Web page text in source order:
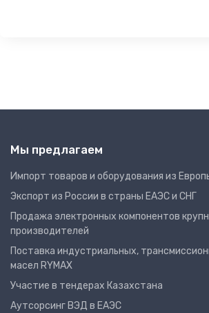
Мы предлагаем
Импорт товаров и оборудования из
Экспорт из России в страны ЕАЭС и СНГ
Продажа электронных компонентов
производителей
Поставка индустриальных,
масел RYMAX
Участие в тендерах Казахстана
Аутсорсинг ВЭД в ЕАЭС